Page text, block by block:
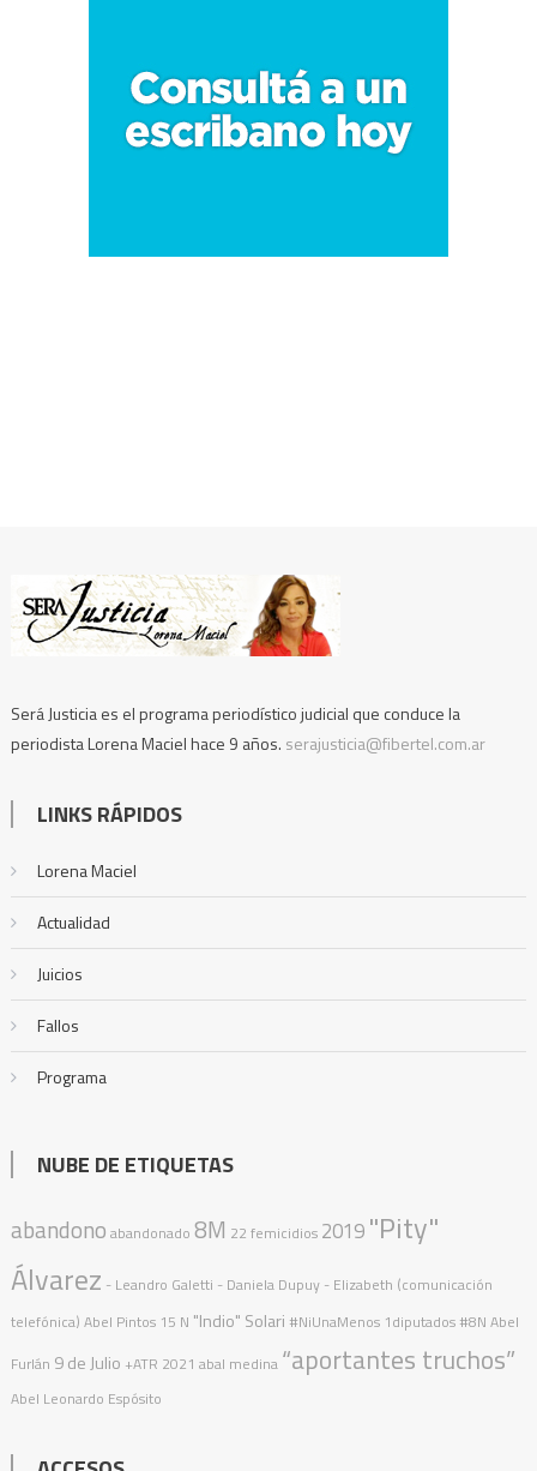
Será Justicia es el programa periodístico judicial que conduce la
periodista Lorena Maciel hace 9 años. serajusticia@fibertel.com.ar
LINKS RÁPIDOS
Lorena Maciel
Actualidad
Juicios
Fallos
Programa
NUBE DE ETIQUETAS
abandono abandonado 8M 22 femicidios 2019"Pity"
Álvarez - Leandro Galetti - Daniela Dupuy - Elizabeth (comunicación
telefónica) Abel Pintos 15 N "Indio" Solari #NiUnaMenos 1diputados #8N Abel
Furlán 9 de Julio +ATR 2021 abal medina “aportantes truchos”
Abel Leonardo Espósito